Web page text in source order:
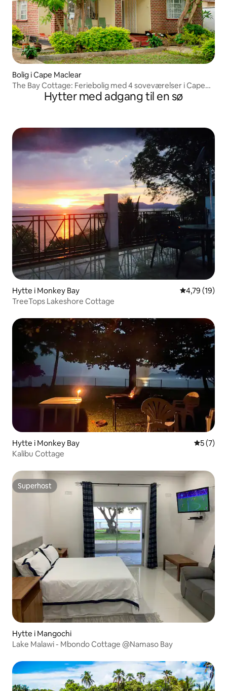
Bolig i Cape Maclear
The Bay Cottage: Feriebolig med 4 soveværelser i Cape
Hytter med adgang til en sø
Hytte i Monkey Bay 4,79 ud af 5
4,79 (19)
TreeTops Lakeshore Cottage
Hytte i Monkey Bay 5 ud af 5
5 (7)
Kalibu Cottage
Superhost
Superhost
Hytte i Mangochi
Lake Malawi - Mbondo Cottage @Namaso Bay